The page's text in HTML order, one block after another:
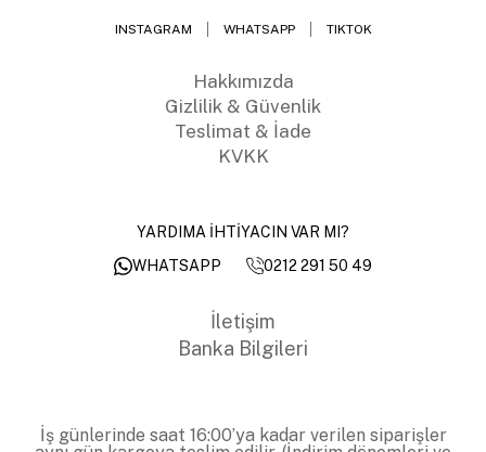
INSTAGRAM WHATSAPP TIKTOK
Hakkımızda
Gizlilik & Güvenlik
Teslimat & İade
KVKK
YARDIMA İHTİYACIN VAR MI?
WHATSAPP
0212 291 50 49
İletişim
Banka Bilgileri
İş günlerinde saat 16:00’ya kadar verilen siparişler